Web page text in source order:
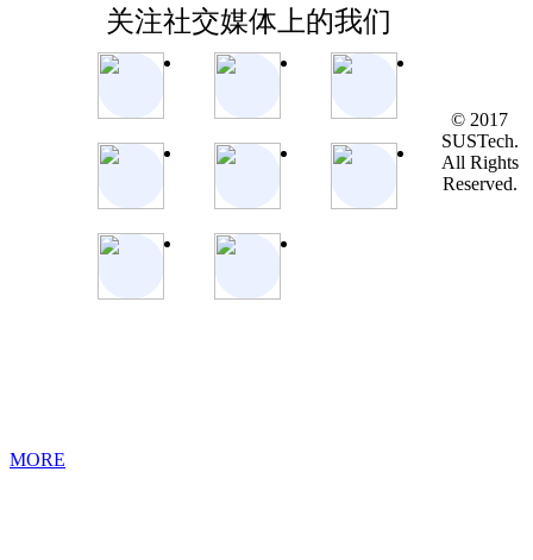
MORE
关注社交媒体上的我们
© 2017
SUSTech.
All Rights
Reserved.